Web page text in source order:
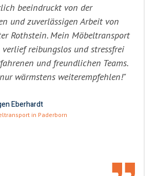
beeindruckt von der
und zuverlässigen Arbeit von
Rothstein. Mein Möbeltransport
reibungslos und stressfrei
und freundlichen Teams.
wärmstens weiterempfehlen!"
Eberhardt
in Paderborn